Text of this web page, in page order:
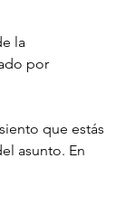
la
por
que estás
asunto. En